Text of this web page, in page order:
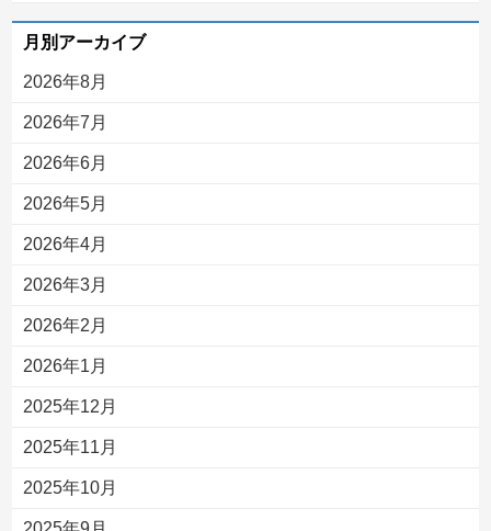
月別アーカイブ
2026年8月
2026年7月
2026年6月
2026年5月
2026年4月
2026年3月
2026年2月
2026年1月
2025年12月
2025年11月
2025年10月